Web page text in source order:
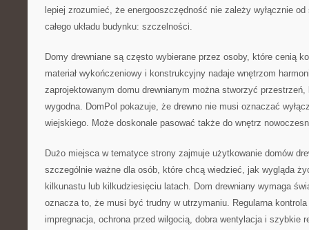
lepiej zrozumieć, że energooszczędność nie zależy wyłącznie
całego układu budynku: szczelności.
Domy drewniane są często wybierane przez osoby, które cenią
materiał wykończeniowy i konstrukcyjny nadaje wnętrzom
zaprojektowanym domu drewnianym można stworzyć
wygodna. DomPol pokazuje, że drewno nie musi oznaczać
wiejskiego. Może doskonale pasować także do wnętrz
Dużo miejsca w tematyce strony zajmuje użytkowanie domów
szczególnie ważne dla osób, które chcą wiedzieć, jak wygląda
kilkunastu lub kilkudziesięciu latach. Dom drewniany wymaga
oznacza to, że musi być trudny w utrzymaniu. Regularna kontrola
impregnacja, ochrona przed wilgocią, dobra wentylacja i szybkie